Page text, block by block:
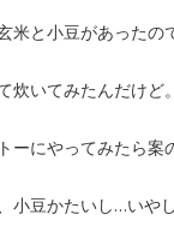
米と小豆があったの
炊いてみたんだけど。
ーにやってみたら案
小豆かたいし…いやし